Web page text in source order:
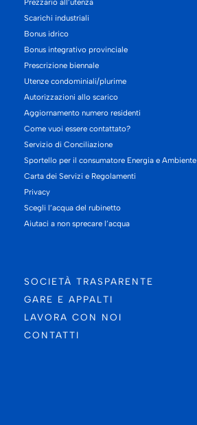
Scarichi industriali
Bonus idrico
Bonus integrativo provinciale
Prescrizione biennale
Utenze condominiali/plurime
Autorizzazioni allo scarico
Aggiornamento numero residenti
Come vuoi essere contattato?
Servizio di Conciliazione
Sportello per il consumatore Energia e Ambiente
Carta dei Servizi e Regolamenti
Privacy
Scegli l’acqua del rubinetto
Aiutaci a non sprecare l’acqua
SOCIETÀ TRASPARENTE
GARE E APPALTI
LAVORA CON NOI
CONTATTI